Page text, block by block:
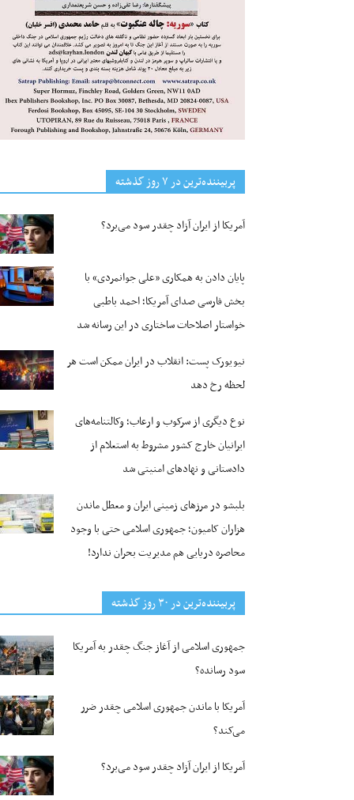
پربیننده‌ترین‌ در ۷ روز گذشته
آمریکا از ایران آزاد چقدر سود می‌برد؟
پایان دادن به همکاری «علی جوانمردی» با
بخش فارسی صدای آمریکا؛ احمد باطبی
خواستار اصلاحات ساختاری در این رسانه شد
نیویورک پست: انقلاب در ایران ممکن است هر
لحظه رخ دهد
نوع دیگری از سرکوب و ارعاب؛ وکالتنامه‌های
ایرانیان خارج کشور مشروط به استعلام از
دادستانی و نهادهای امنیتی شد
بلبشو در مرزهای زمینی ایران و معطل ماندن
هزاران کامیون؛ جمهوری اسلامی حتی با وجود
محاصره دریایی هم مدیریت بحران ندارد!
پربیننده‌ترین‌ در ۳۰ روز گذشته
جمهوری اسلامی از آغاز جنگ چقدر به آمریکا
سود رسانده؟
آمریکا با ماندن جمهوری اسلامی چقدر ضرر
می‌کند؟
آمریکا از ایران آزاد چقدر سود می‌برد؟